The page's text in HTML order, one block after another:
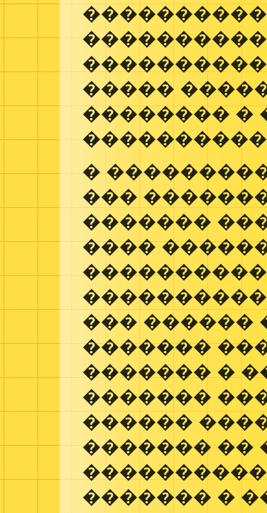
�����
�������� �
�
���
�������
����
��� ������
�������
������� �
�������
������
������� ��
������� �